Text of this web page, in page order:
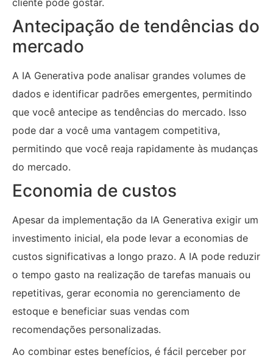
Antecipação de tendências do
mercado
A IA Generativa pode analisar grandes volumes de
dados e identificar padrões emergentes, permitindo
que você antecipe as tendências do mercado. Isso
pode dar a você uma vantagem competitiva,
permitindo que você reaja rapidamente às mudanças
do mercado.
Economia de custos
Apesar da implementação da IA Generativa exigir um
investimento inicial, ela pode levar a economias de
custos significativas a longo prazo. A IA pode reduzir
o tempo gasto na realização de tarefas manuais ou
repetitivas, gerar economia no gerenciamento de
estoque e beneficiar suas vendas com
recomendações personalizadas.
Ao combinar estes benefícios, é fácil perceber por